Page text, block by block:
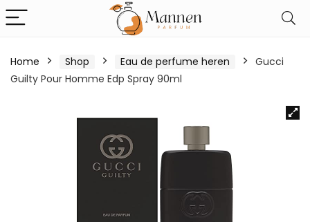
Home Shop Eau de perfume heren
Gucci
Guilty Pour Homme Edp Spray 90ml